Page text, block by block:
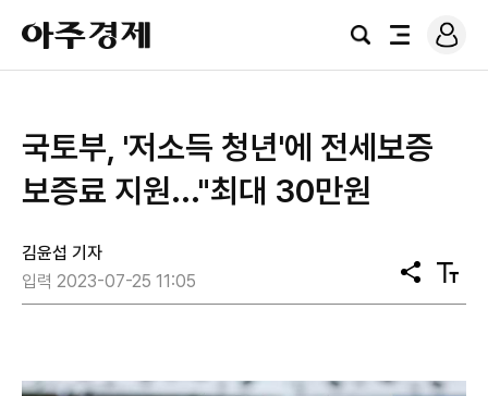
아
주
경
검
전
로
그
국토부, '저소득 청년'에 전세보증
보증료 지원..."최대 30만원
김윤섭 기자
입력 2023-07-25 11:05
공
유
텍
스